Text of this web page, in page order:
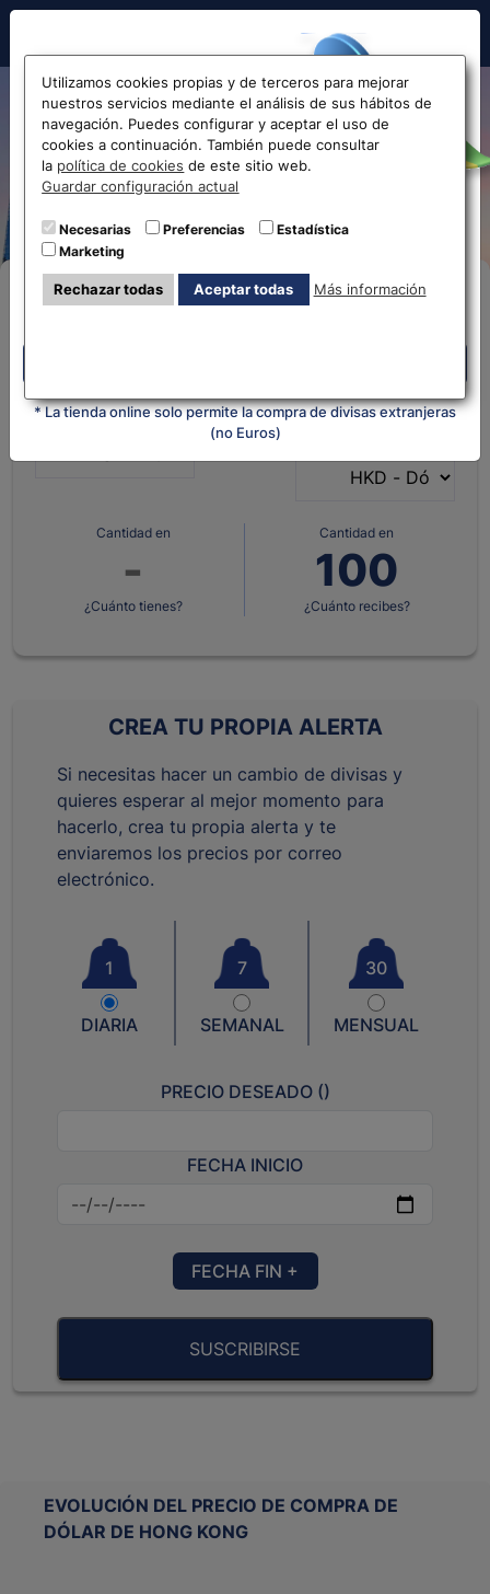
Hola!
Antes de acceder
la web...
Selecciona tu oficina más
cercana
* La tienda online solo permite la compra de divisas extranjeras
(no Euros)
Cambio de Euro a Dólar de
Hong Kong EUR-HKD
|Eurochange.es
Compra Online
¿Qué moneda tienes?
¿Qué moneda
Cantidad en
¿Cuánto tienes?
Cantidad en
¿Cuánto recibes?
CREA TU PROPIA ALERTA
Si necesitas hacer un cambio de divisas y
quieres esperar al mejor momento para
hacerlo, crea tu propia alerta y te
enviaremos los precios por correo
electrónico.
1
DIARIA
7
SEMANAL
30
MENSUAL
PRECIO DESEADO ()
FECHA INICIO
FECHA FIN +
SUSCRIBIRSE
EVOLUCIÓN DEL PRECIO DE COMPRA DE
DÓLAR DE HONG KONG
Utilizamos cookies propias y de terceros para mejorar
nuestros servicios mediante el análisis de sus hábitos de
navegación. Puedes configurar y aceptar el uso de
cookies a continuación. También puede consultar
la política de cookies de este sitio web.
Guardar configuración actual
Necesarias Preferencias
Estadística
Marketing
Rechazar todas Aceptar todas Más información